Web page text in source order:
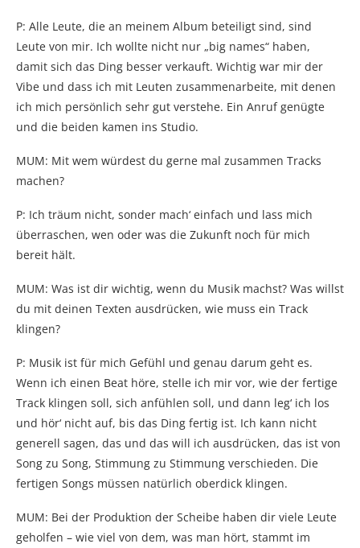
P: Alle Leute, die an meinem Album beteiligt sind, sind
Leute von mir. Ich wollte nicht nur „big names“ haben,
damit sich das Ding besser verkauft. Wichtig war mir der
Vibe und dass ich mit Leuten zusammenarbeite, mit denen
ich mich persönlich sehr gut verstehe. Ein Anruf genügte
und die beiden kamen ins Studio.
MUM: Mit wem würdest du gerne mal zusammen Tracks
machen?
P: Ich träum nicht, sonder mach‘ einfach und lass mich
überraschen, wen oder was die Zukunft noch für mich
bereit hält.
MUM: Was ist dir wichtig, wenn du Musik machst? Was willst
du mit deinen Texten ausdrücken, wie muss ein Track
klingen?
P: Musik ist für mich Gefühl und genau darum geht es.
Wenn ich einen Beat höre, stelle ich mir vor, wie der fertige
Track klingen soll, sich anfühlen soll, und dann leg‘ ich los
und hör‘ nicht auf, bis das Ding fertig ist. Ich kann nicht
generell sagen, das und das will ich ausdrücken, das ist von
Song zu Song, Stimmung zu Stimmung verschieden. Die
fertigen Songs müssen natürlich oberdick klingen.
MUM: Bei der Produktion der Scheibe haben dir viele Leute
geholfen – wie viel von dem, was man hört, stammt im